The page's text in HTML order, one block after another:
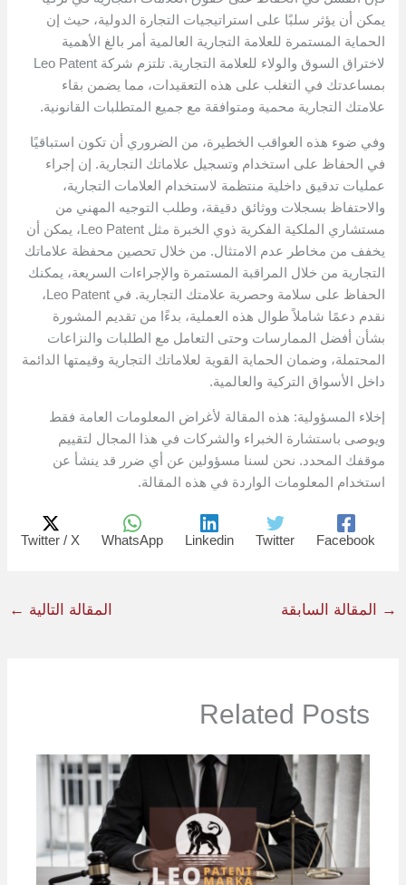
يمكن أن يؤثر سلبًا على استراتيجيات التجارة الدولية، حيث إن
الحماية المستمرة للعلامة التجارية العالمية أمر بالغ الأهمية
لاختراق السوق والولاء للعلامة التجارية. تلتزم شركة Leo Patent
بمساعدتك في التغلب على هذه التعقيدات، مما يضمن بقاء
علامتك التجارية محمية ومتوافقة مع جميع المتطلبات القانونية.
وفي ضوء هذه العواقب الخطيرة، من الضروري أن تكون استباقيًا
في الحفاظ على استخدام وتسجيل علاماتك التجارية. إن إجراء
عمليات تدقيق داخلية منتظمة لاستخدام العلامات التجارية،
والاحتفاظ بسجلات ووثائق دقيقة، وطلب التوجيه المهني من
مستشاري الملكية الفكرية ذوي الخبرة مثل Leo Patent، يمكن أن
يخفف من مخاطر عدم الامتثال. من خلال تحصين محفظة علاماتك
التجارية من خلال المراقبة المستمرة والإجراءات السريعة، يمكنك
الحفاظ على سلامة وحصرية علامتك التجارية. في Leo Patent،
نقدم دعمًا شاملاً طوال هذه العملية، بدءًا من تقديم المشورة
بشأن أفضل الممارسات وحتى التعامل مع الطلبات والنزاعات
المحتملة، وضمان الحماية القوية لعلاماتك التجارية وقيمتها الدائمة
داخل الأسواق التركية والعالمية.
إخلاء المسؤولية: هذه المقالة لأغراض المعلومات العامة فقط
ويوصى باستشارة الخبراء والشركات في هذا المجال لتقييم
موقفك المحدد. نحن لسنا مسؤولين عن أي ضرر قد ينشأ عن
استخدام المعلومات الواردة في هذه المقالة.
Facebook
Twitter
Linkedin
WhatsApp
Twitter / X
→ المقالة السابقة المقالة التالية ←
Related Posts